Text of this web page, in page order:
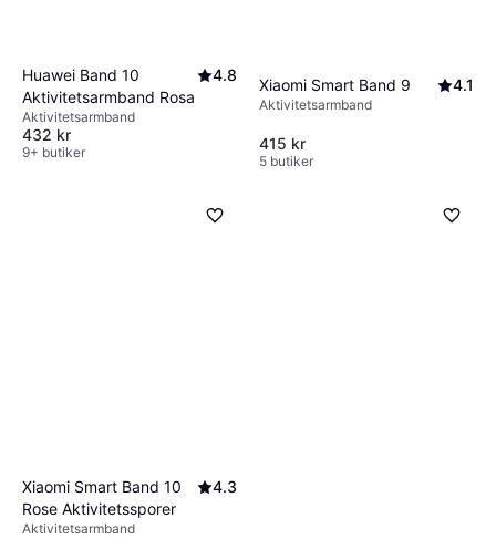
Huawei Band 10
Aktivitetsarmband Rosa
4.8
Aktivitetsarmband
432 kr
9+ butiker
Xiaomi Smart Band 9 4.1
Aktivitetsarmband
415 kr
5 butiker
Xiaomi Smart Band 10
Rose Aktivitetssporer
4.3
Aktivitetsarmband